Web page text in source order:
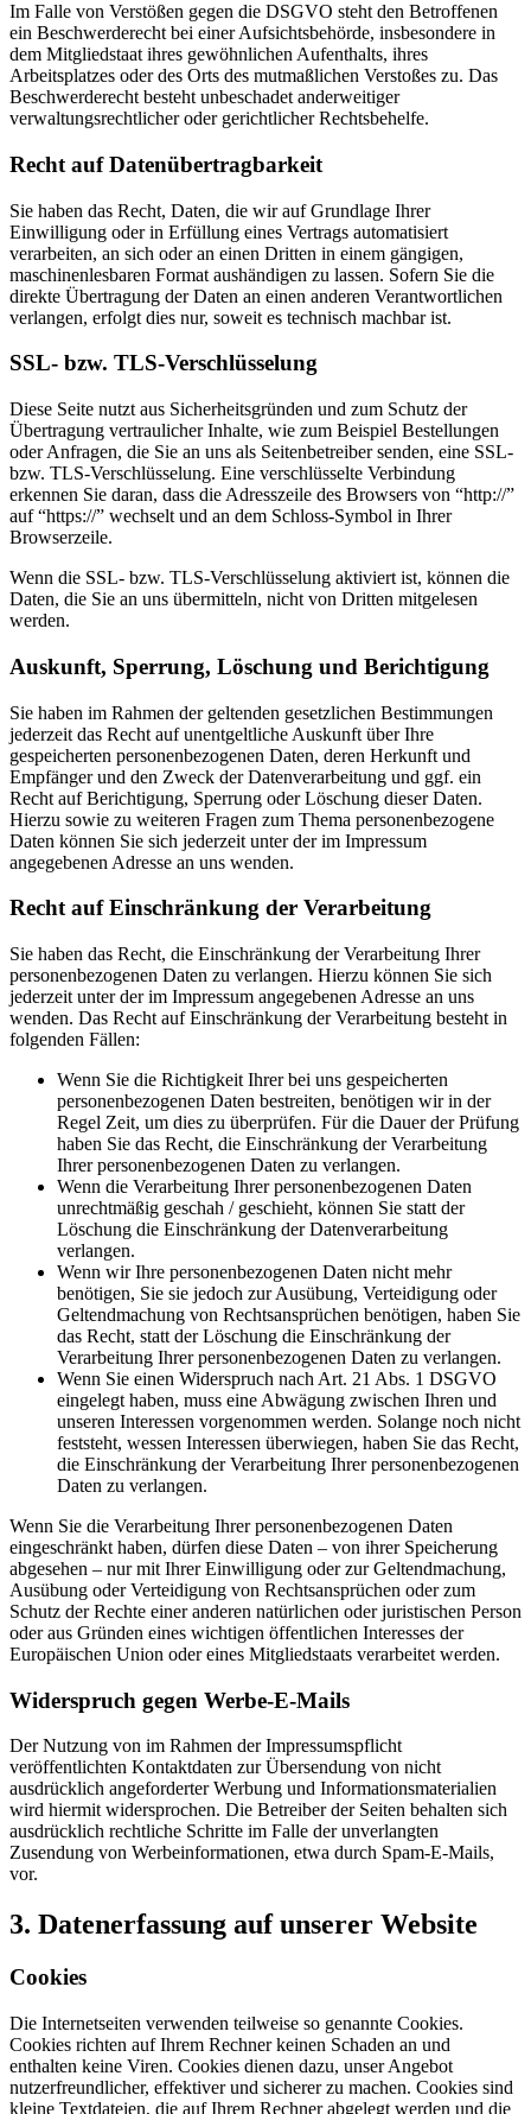
Im Falle von Verstößen gegen die DSGVO steht den Betroffenen
ein Beschwerderecht bei einer Aufsichtsbehörde, insbesondere in
dem Mitgliedstaat ihres gewöhnlichen Aufenthalts, ihres
Arbeitsplatzes oder des Orts des mutmaßlichen Verstoßes zu. Das
Beschwerderecht besteht unbeschadet anderweitiger
verwaltungsrechtlicher oder gerichtlicher Rechtsbehelfe.
Recht auf Datenübertragbarkeit
Sie haben das Recht, Daten, die wir auf Grundlage Ihrer
Einwilligung oder in Erfüllung eines Vertrags automatisiert
verarbeiten, an sich oder an einen Dritten in einem gängigen,
maschinenlesbaren Format aushändigen zu lassen. Sofern Sie die
direkte Übertragung der Daten an einen anderen Verantwortlichen
verlangen, erfolgt dies nur, soweit es technisch machbar ist.
SSL- bzw. TLS-Verschlüsselung
Diese Seite nutzt aus Sicherheitsgründen und zum Schutz der
Übertragung vertraulicher Inhalte, wie zum Beispiel Bestellungen
oder Anfragen, die Sie an uns als Seitenbetreiber senden, eine SSL-
bzw. TLS-Verschlüsselung. Eine verschlüsselte Verbindung
erkennen Sie daran, dass die Adresszeile des Browsers von “http://”
auf “https://” wechselt und an dem Schloss-Symbol in Ihrer
Browserzeile.
Wenn die SSL- bzw. TLS-Verschlüsselung aktiviert ist, können die
Daten, die Sie an uns übermitteln, nicht von Dritten mitgelesen
werden.
Auskunft, Sperrung, Löschung und Berichtigung
Sie haben im Rahmen der geltenden gesetzlichen Bestimmungen
jederzeit das Recht auf unentgeltliche Auskunft über Ihre
gespeicherten personenbezogenen Daten, deren Herkunft und
Empfänger und den Zweck der Datenverarbeitung und ggf. ein
Recht auf Berichtigung, Sperrung oder Löschung dieser Daten.
Hierzu sowie zu weiteren Fragen zum Thema personenbezogene
Daten können Sie sich jederzeit unter der im Impressum
angegebenen Adresse an uns wenden.
Recht auf Einschränkung der Verarbeitung
Sie haben das Recht, die Einschränkung der Verarbeitung Ihrer
personenbezogenen Daten zu verlangen. Hierzu können Sie sich
jederzeit unter der im Impressum angegebenen Adresse an uns
wenden. Das Recht auf Einschränkung der Verarbeitung besteht in
folgenden Fällen:
Wenn Sie die Richtigkeit Ihrer bei uns gespeicherten
personenbezogenen Daten bestreiten, benötigen wir in der
Regel Zeit, um dies zu überprüfen. Für die Dauer der Prüfung
haben Sie das Recht, die Einschränkung der Verarbeitung
Ihrer personenbezogenen Daten zu verlangen.
Wenn die Verarbeitung Ihrer personenbezogenen Daten
unrechtmäßig geschah / geschieht, können Sie statt der
Löschung die Einschränkung der Datenverarbeitung
verlangen.
Wenn wir Ihre personenbezogenen Daten nicht mehr
benötigen, Sie sie jedoch zur Ausübung, Verteidigung oder
Geltendmachung von Rechtsansprüchen benötigen, haben Sie
das Recht, statt der Löschung die Einschränkung der
Verarbeitung Ihrer personenbezogenen Daten zu verlangen.
Wenn Sie einen Widerspruch nach Art. 21 Abs. 1 DSGVO
eingelegt haben, muss eine Abwägung zwischen Ihren und
unseren Interessen vorgenommen werden. Solange noch nicht
feststeht, wessen Interessen überwiegen, haben Sie das Recht,
die Einschränkung der Verarbeitung Ihrer personenbezogenen
Daten zu verlangen.
Wenn Sie die Verarbeitung Ihrer personenbezogenen Daten
eingeschränkt haben, dürfen diese Daten – von ihrer Speicherung
abgesehen – nur mit Ihrer Einwilligung oder zur Geltendmachung,
Ausübung oder Verteidigung von Rechtsansprüchen oder zum
Schutz der Rechte einer anderen natürlichen oder juristischen Person
oder aus Gründen eines wichtigen öffentlichen Interesses der
Europäischen Union oder eines Mitgliedstaats verarbeitet werden.
Widerspruch gegen Werbe-E-Mails
Der Nutzung von im Rahmen der Impressumspflicht
veröffentlichten Kontaktdaten zur Übersendung von nicht
ausdrücklich angeforderter Werbung und Informationsmaterialien
wird hiermit widersprochen. Die Betreiber der Seiten behalten sich
ausdrücklich rechtliche Schritte im Falle der unverlangten
Zusendung von Werbeinformationen, etwa durch Spam-E-Mails,
vor.
3. Datenerfassung auf unserer Website
Cookies
Die Internetseiten verwenden teilweise so genannte Cookies.
Cookies richten auf Ihrem Rechner keinen Schaden an und
enthalten keine Viren. Cookies dienen dazu, unser Angebot
nutzerfreundlicher, effektiver und sicherer zu machen. Cookies sind
kleine Textdateien, die auf Ihrem Rechner abgelegt werden und die